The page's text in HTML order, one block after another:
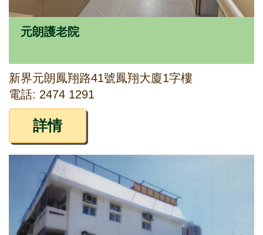
元朗護老院
新界元朗鳳翔路41號鳳翔大廈1字樓
電話: 2474 1291
詳情